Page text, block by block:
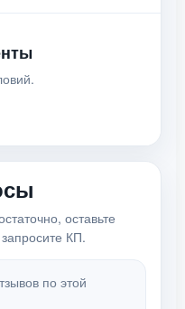
оставьте
КП.
по этой